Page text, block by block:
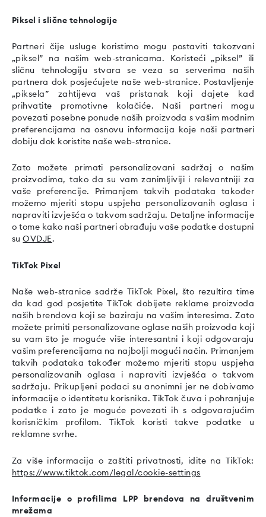
Piksel i slične tehnologije
Partneri čije usluge koristimo mogu postaviti takozvani
„piksel” na našim web-stranicama. Koristeći „piksel” ili
sličnu tehnologiju stvara se veza sa serverima naših
partnera dok posjećujete naše web-stranice. Postavljenje
„piksela” zahtijeva vaš pristanak koji dajete kad
prihvatite promotivne kolačiće. Naši partneri mogu
povezati posebne ponude naših proizvoda s vašim modnim
preferencijama na osnovu informacija koje naši partneri
dobiju dok koristite naše web-stranice.
Zato možete primati personalizovani sadržaj o našim
proizvodima, tako da su vam zanimljiviji i relevantniji za
vaše preferencije. Primanjem takvih podataka također
možemo mjeriti stopu uspjeha personalizovanih oglasa i
napraviti izvješća o takvom sadržaju. Detaljne informacije
o tome kako naši partneri obrađuju vaše podatke dostupni
suOVDJE.
TikTok Pixel
Naše web-stranice sadrže TikTok Pixel, što rezultira time
da kad god posjetite TikTok dobijete reklame proizvoda
naših brendova koji se baziraju na vašim interesima. Zato
možete primiti personalizovane oglase naših proizvoda koji
su vam što je moguće više interesantni i koji odgovaraju
vašim preferencijama na najbolji mogući način. Primanjem
takvih podataka također možemo mjeriti stopu uspjeha
personalizovanih oglasa i napraviti izvješća o takvom
sadržaju. Prikupljeni podaci su anonimni jer ne dobivamo
informacije o identitetu korisnika. TikTok čuva i pohranjuje
podatke i zato je moguće povezati ih s odgovarajućim
korisničkim profilom. TikTok koristi takve podatke u
reklamne svrhe.
Za više informacija o zaštiti privatnosti, idite na TikTok:
https://www.tiktok.com/legal/cookie-settings
Informacije o profilima LPP brendova na društvenim
mrežama